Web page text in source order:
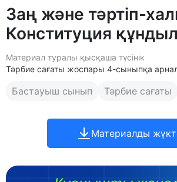
Заң және тәртіп-
Конституция
Материал туралы қысқаша түсінік
Тәрбие сағаты жоспары 4-сыныпқа
Бастауыш сынып Тәрбие сағаты
Материалды